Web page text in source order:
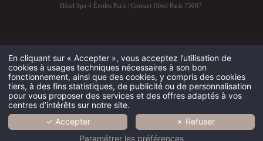
Hôtel Spa 4 Étoiles Paris| Contact Hôtel Paris 75007
HÔTEL
En cliquant sur « Accepter », vous acceptez l’utilisation de
cookies à usages techniques nécessaires à son bon
fonctionnement, ainsi que des cookies, y compris des cookies
tiers, à des fins statistiques, de publicité ou de personnalisation
pour vous proposer des services et des offres adaptés à vos
centres d’intérêts sur notre site.
✓ Accepter
✗ Refuser
Paramétrer les préférences